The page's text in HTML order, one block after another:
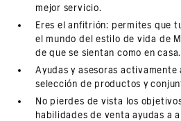
mejor servicio.
Eres el anfitrión: permites que
el mundo del estilo de vida de
de que se sientan como en casa.
Ayudas y asesoras activamente
selección de productos y
No pierdes de vista los
habilidades de venta ayudas a